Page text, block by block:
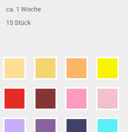
ca. 1 Woche
15Stück